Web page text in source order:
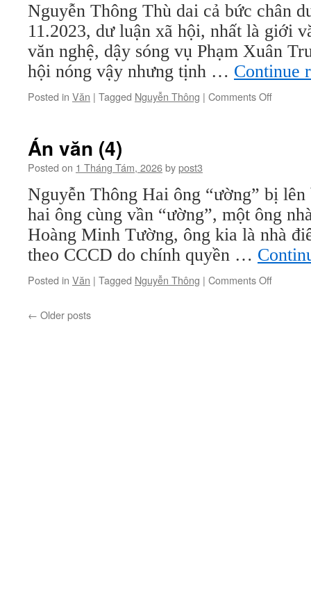
Nguyễn Thông Thù dai cả bức chân
11.2023, dư luận xã hội, nhất là giới
văn nghệ, dậy sóng vụ Phạm Xuân
hội nóng vậy nhưng tịnh … Continue
Posted in Văn | Tagged Nguyễn Thông | Comments Offon
Án văn (4)
Posted on 1 Tháng Tám, 2026bypost3
Nguyễn Thông Hai ông “ường” bị
hai ông cùng vần “ường”, một ông
Hoàng Minh Tường, ông kia là nhà
theo CCCD do chính quyền …
Posted in Văn | Tagged Nguyễn Thông | Comments Offon
← Older posts